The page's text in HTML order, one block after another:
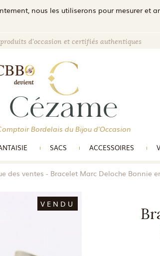
nous les utiliserons pour mesurer et
produits d'occasion et certifiés authentiques
Bordelais du Bijou d'Occasion
SACS ACCESSOIRES
des ventes Bracelet Marc Deloche Bonnie
VENDU